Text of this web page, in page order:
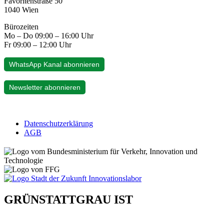
1040 Wien
Bürozeiten
Mo – Do 09:00 – 16:00 Uhr
Fr 09:00 – 12:00 Uhr
WhatsApp Kanal abonnieren
Newsletter abonnieren
Datenschutzerklärung
AGB
GRÜNSTATTGRAU IST